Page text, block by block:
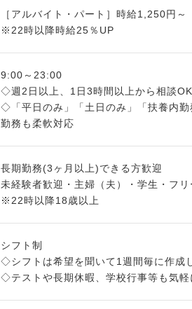
［アルバイト・パート］時給1,250円～
※22時以降時給25％UP
9:00～23:00
◇週2日以上、1日3時間以上から相談
◇「平日のみ」「土日のみ」「扶養内
勤務も柔軟対応
長期勤務(3ヶ月以上)できる方歓迎
未経験者歓迎・主婦（夫）・学生・フ
※22時以降18歳以上
シフト制
◇シフトは希望を聞いて1週間毎に作成
◇テストや長期休暇、学校行事等も気軽